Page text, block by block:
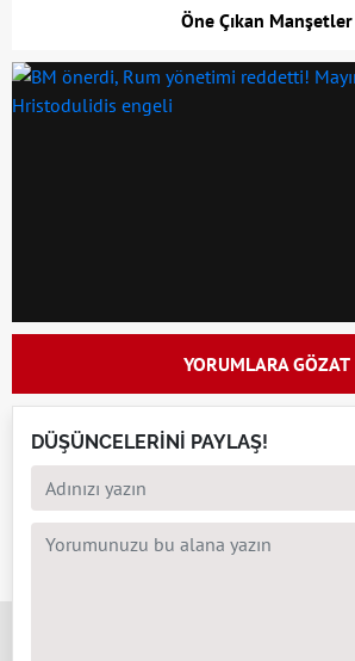
Öne Çıkan Manşetler
YORUMLARA GÖZAT
DÜŞÜNCELERİNİ PAYLAŞ!